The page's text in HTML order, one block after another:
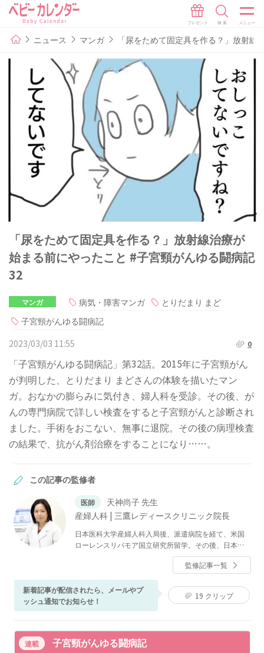
ニュース マンガ 「尿をためて固定具を作る？」放射
「尿をためて固定具を作る？」放射線治療が
始まる前にやったこと #子宮頸がんゆる闘病記
32
マンガ 病気・障害マンガ
とりだまり まど
子宮頸がんゆる闘病記
2023/03/03 11:55
0
「子宮頸がんゆる闘病記」第32話。2015年に子宮頸がん
が判明した、とりだまり まどさんの体験を描いたマン
ガ。おなかの膨らみに気付き、婦人科を受診。その後、が
んの専門病院で詳しい検査をすると子宮頸がんと診断され
ました。手術をおこない、無事に退院。その後の病理検査
の結果で、抗がん剤治療をすることになり……。
この記事の監修者
医師
天神尚子 先生
産婦人科 | 三鷹レディースクリニック院長
日本医科大学産婦人科入局後、派遣病院を経て、米国
ローレンスリバモア国立研究所留学。その後、日本医
科大学付属病院講師となり、平成7年5月から三楽病院
勤務。日本医科大学付属病院客員講師、三楽病院産婦
人科科長を務めた後、退職。2004年2月2日より、三鷹
レディースクリニックを開業。
監修記事一覧
新着記事が配信されたら、メールやプ
ッシュ通知でお知らせ！
19 クリップ
連載 子宮頸がんゆる闘病記